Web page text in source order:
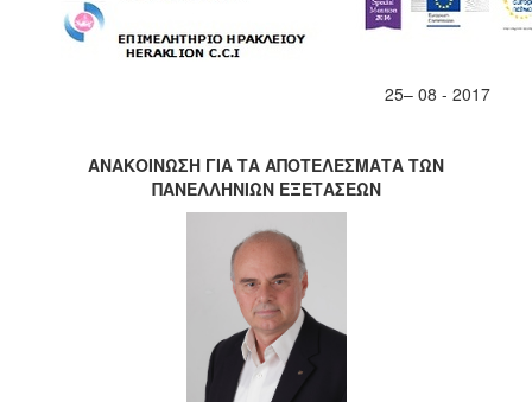
2018
2017
2012
25– 08 - 2017
ΑΝΑΚΟΙΝΩΣΗ ΓΙΑ ΤΑ ΑΠΟΤΕΛΕΣΜΑΤΑ ΤΩΝ
ΠΑΝΕΛΛΗNΙΩΝ ΕΞΕΤΑΣΕΩΝ